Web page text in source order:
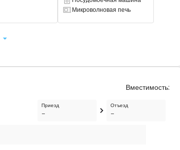
Есть посудомоечная машина
Есть микроволновая печь
Микроволновая печь
Вместимость:
Приезд
-
Отъезд
-